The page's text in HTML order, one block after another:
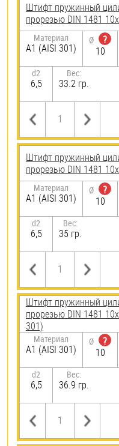
Штифт пружинный
прорезью DIN 1481
Материал
А1 (AISI 301)
Ø
?
10
d2
6,5
Вес:
33.2 гр.
Штифт пружинный
прорезью DIN 1481
Материал
А1 (AISI 301)
Ø
?
10
d2
6,5
Вес:
35 гр.
Штифт пружинный
прорезью DIN 1481
301)
Материал
А1 (AISI 301)
Ø
?
10
d2
6,5
Вес:
36.9 гр.